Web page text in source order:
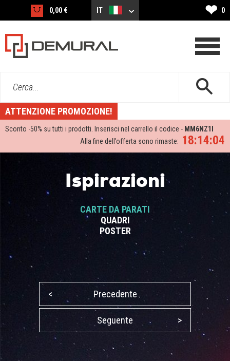
0,00 € IT ❤ 0
Cerca...
ATTENZIONE PROMOZIONE!
Sconto -50% su tutti i prodotti. Inserisci nel carrello il codice - MM6NZ1I
18:14:03
Alla fine dell’offerta sono rimaste:
Ispirazioni
CARTE DA PARATI
QUADRI
POSTER
< Precedente
Seguente >